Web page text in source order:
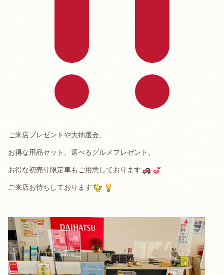
ご来店プレゼントや大抽選会、
お得な用品セット、選べるグルメプレゼント、
お得な初売り限定車もご用意しております
ご来店お待ちしております